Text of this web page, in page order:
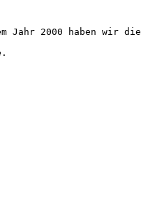
Jahr 2000 haben wir